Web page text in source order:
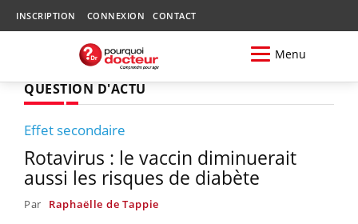
INSCRIPTION CONNEXION CONTACT
Menu
QUESTION D'ACTU
Effet secondaire
Rotavirus : le vaccin diminuerait
aussi les risques de diabète
Par Raphaëlle de Tappie